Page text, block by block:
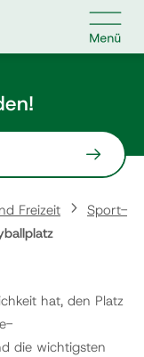

Freizeit
Sport-
hat, den Platz
die wichtigsten